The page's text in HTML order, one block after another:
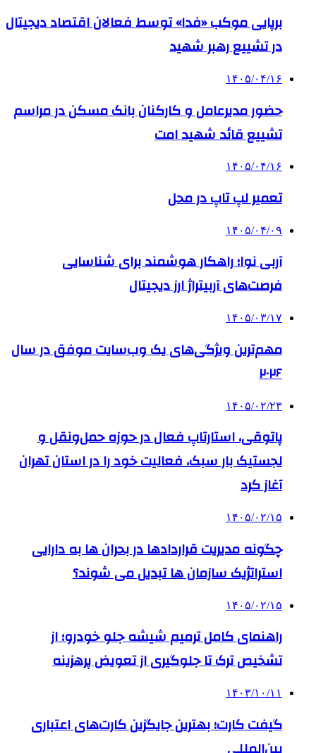
برپایی موکب «فدا» توسط فعالان اقتصاد دیجیتال
در تشییع رهبر شهید
۱۴۰۵/۰۴/۱۶
حضور مدیرعامل و کارکنان بانک مسکن در مراسم
تشییع قائد شهید امت
۱۴۰۵/۰۴/۱۶
تعمیر لپ تاپ در محل
۱۴۰۵/۰۴/۰۹
آربی نوا؛ راهکار هوشمند برای شناسایی
فرصت‌های آربیتراژ ارز دیجیتال
۱۴۰۵/۰۳/۱۷
مهم‌ترین ویژگی‌های یک وب‌سایت موفق در سال
۲۰۲۶
۱۴۰۵/۰۲/۲۳
پاتوقی، استارتاپ فعال در حوزه حمل‌ونقل و
لجستیک بار سبک، فعالیت خود را در استان تهران
آغاز کرد
۱۴۰۵/۰۲/۱۵
چگونه مدیریت قراردادها در بحران ها به دارایی
استراتژیک سازمان ها تبدیل می شوند؟
۱۴۰۵/۰۲/۱۵
راهنمای کامل ترمیم شیشه جلو خودرو؛ از
تشخیص ترک تا جلوگیری از تعویض پرهزینه
۱۴۰۳/۱۰/۱۱
گیفت کارت؛ بهترین جایگزین کارت‌های اعتباری